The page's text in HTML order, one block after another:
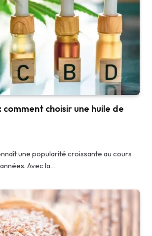
comment choisir une huile de
une popularité croissante au cours
Avec la…